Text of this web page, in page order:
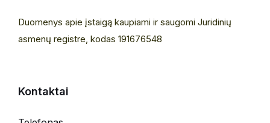
Duomenys apie įstaigą kaupiami ir saugomi Juridinių
asmenų registre, kodas 191676548
Kontaktai